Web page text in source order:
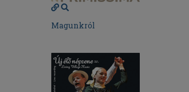
Magunkról